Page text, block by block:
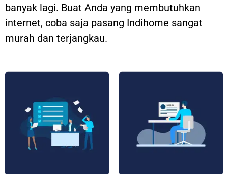
banyak lagi. Buat Anda yang membutuhkan
internet, coba saja pasang Indihome sangat
murah dan terjangkau.